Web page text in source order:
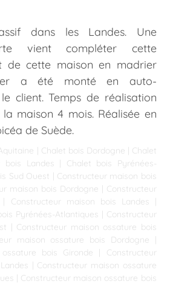
dans les Landes. Une
vient compléter cette
de cette maison en madrier
a été monté en auto-
client. Temps de réalisation
la maison 4 mois. Réalisée en
de Suède.
| Chalet bois Dordogne | Chalet
bois Landes | Chalet bois Pyrénées-
Sud Ouest | Constructeur maison bois
maison bois Dordogne | Constructeur
| Constructeur maison bois Landes |
Pyrénées-Atlantiques | Constructeur
| Constructeur maison ossature bois
maison ossature bois Dordogne |
bois Gironde | Constructeur
| Constructeur maison ossature
| Constructeur maison ossature bois